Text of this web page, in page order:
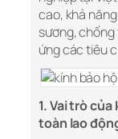
cao, khả
sương, chống
ứng các tiêu
1. Vai trò
toàn lao